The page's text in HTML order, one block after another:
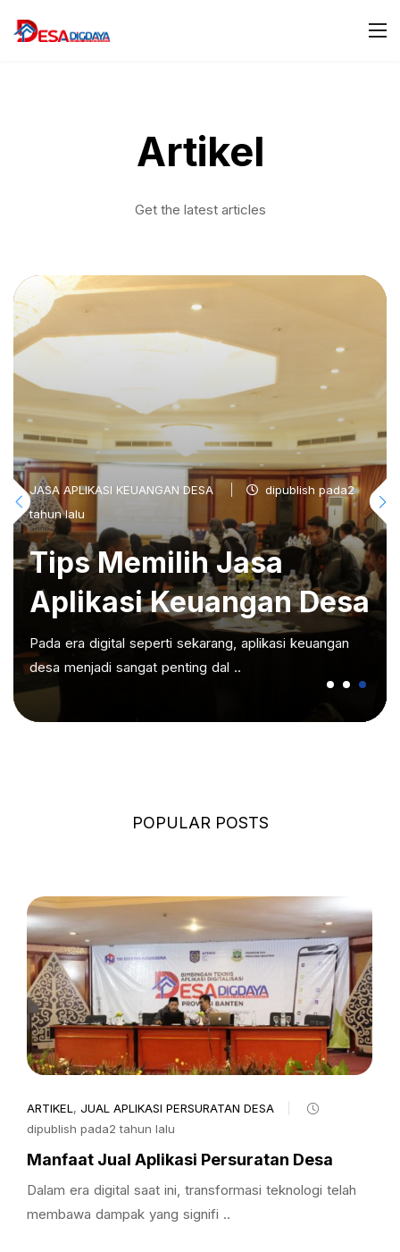
Artikel
Get the latest articles
JASA APLIKASI KEUANGAN DESA
dipublish pada2
tahun lalu
Tips Memilih Jasa
Aplikasi Keuangan Desa
Pada era digital seperti sekarang, aplikasi keuangan
desa menjadi sangat penting dal ..
POPULAR POSTS
ARTIKEL , JUAL APLIKASI PERSURATAN DESA
dipublish pada2 tahun lalu
Manfaat Jual Aplikasi Persuratan Desa
Dalam era digital saat ini, transformasi teknologi telah
membawa dampak yang signifi ..